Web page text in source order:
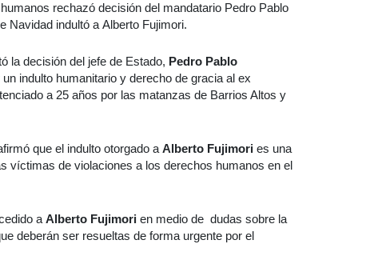
rechazó decisión del mandatario Pedro Pablo
Navidad indultó a Alberto Fujimori.
la decisión del jefe de Estado, Pedro Pablo
indulto humanitario y derecho de gracia al ex
a 25 años por las matanzas de Barrios Altos y
que el indulto otorgado a Alberto Fujimori es una
víctimas de violaciones a los derechos humanos en el
a Alberto Fujimori en medio de dudas sobre la
deberán ser resueltas de forma urgente por el